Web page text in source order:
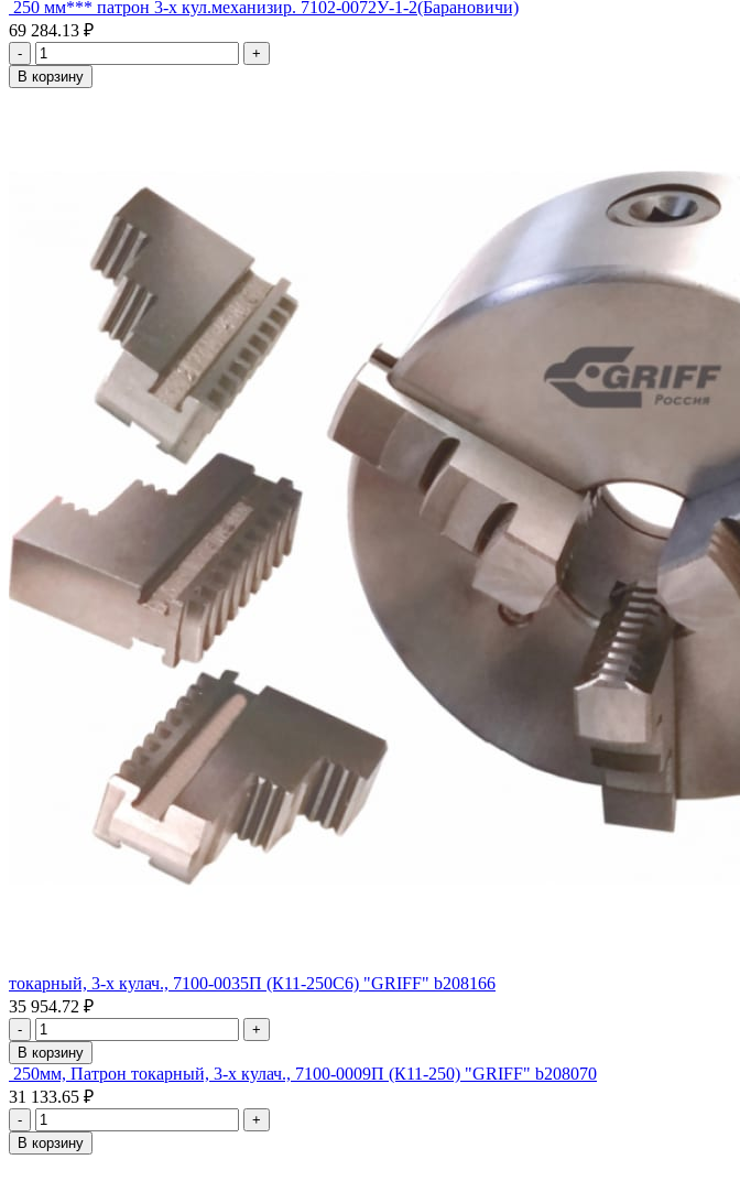
250 мм*** патрон 3-х кул.механизир. 7102-0072У-1-2(Барановичи)
69 284.13 ₽
-
+
В корзину
токарный, 3-х кулач., 7100-0035П (К11-250С6) "GRIFF" b208166
35 954.72 ₽
-
+
В корзину
250мм, Патрон токарный, 3-х кулач., 7100-0009П (К11-250) "GRIFF" b208070
31 133.65 ₽
-
+
В корзину